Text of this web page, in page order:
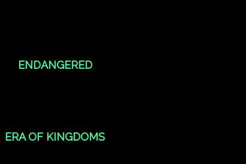
ENDANGERED
ERA OF KINGDOMS